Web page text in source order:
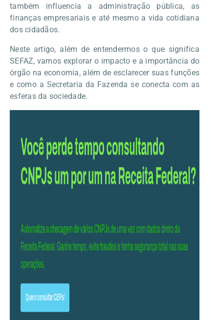
também influencia a administração pública, as
finanças empresariais e até mesmo a vida cotidiana
dos cidadãos.
Neste artigo, além de entendermos o que significa
SEFAZ, vamos explorar o impacto e a importância do
órgão na economia, além de esclarecer suas funções
e como a Secretaria da Fazenda se conecta com as
esferas da sociedade.